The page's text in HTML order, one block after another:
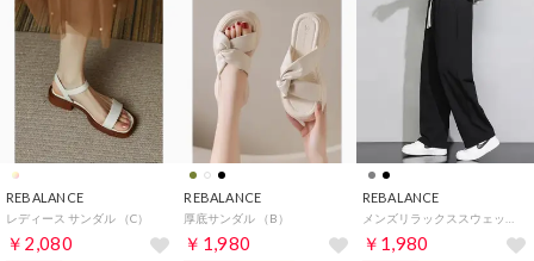
REBALANCE
レディース サンダル （C）
￥2,080
REBALANCE
厚底サンダル （B）
￥1,980
REBALANCE
￥1,980